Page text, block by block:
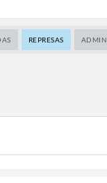
REPRESAS